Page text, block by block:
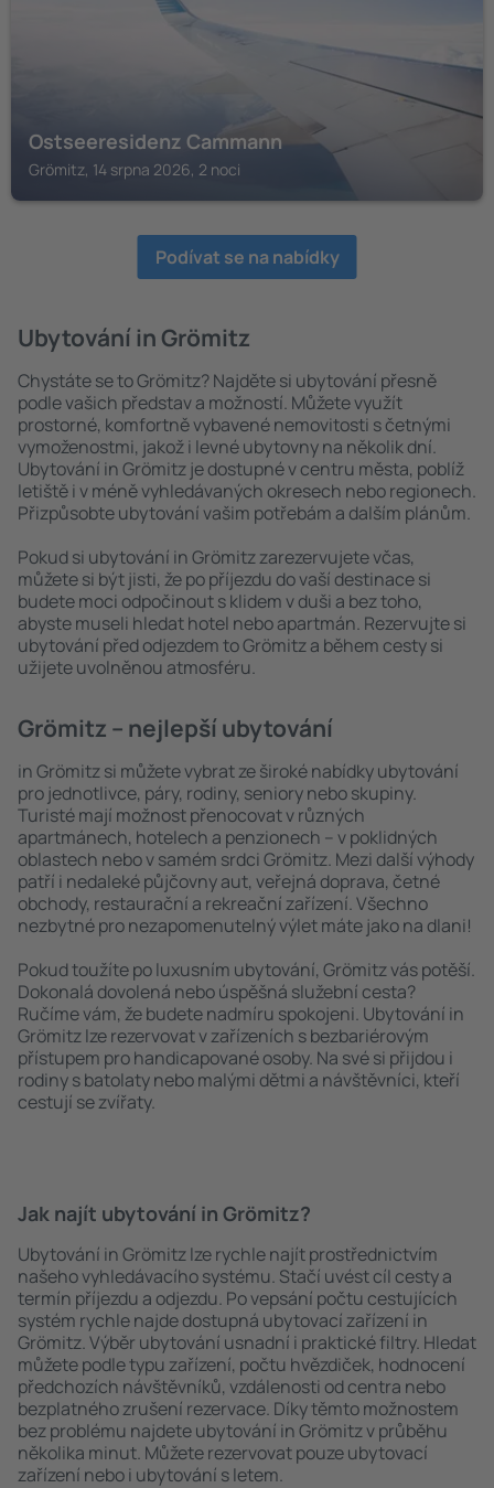
Ostseeresidenz Cammann
Grömitz, 14 srpna 2026, 2 noci
Podívat se na nabídky
Ubytování in Grömitz
Chystáte se to Grömitz? Najděte si ubytování přesně
podle vašich představ a možností. Můžete využít
prostorné, komfortně vybavené nemovitosti s četnými
vymoženostmi, jakož i levné ubytovny na několik dní.
Ubytování in Grömitz je dostupné v centru města, poblíž
letiště i v méně vyhledávaných okresech nebo regionech.
Přizpůsobte ubytování vašim potřebám a dalším plánům.
Pokud si ubytování in Grömitz zarezervujete včas,
můžete si být jisti, že po příjezdu do vaší destinace si
budete moci odpočinout s klidem v duši a bez toho,
abyste museli hledat hotel nebo apartmán. Rezervujte si
ubytování před odjezdem to Grömitz a během cesty si
užijete uvolněnou atmosféru.
Grömitz – nejlepší ubytování
in Grömitz si můžete vybrat ze široké nabídky ubytování
pro jednotlivce, páry, rodiny, seniory nebo skupiny.
Turisté mají možnost přenocovat v různých
apartmánech, hotelech a penzionech – v poklidných
oblastech nebo v samém srdci Grömitz. Mezi další výhody
patří i nedaleké půjčovny aut, veřejná doprava, četné
obchody, restaurační a rekreační zařízení. Všechno
nezbytné pro nezapomenutelný výlet máte jako na dlani!
Pokud toužíte po luxusním ubytování, Grömitz vás potěší.
Dokonalá dovolená nebo úspěšná služební cesta?
Ručíme vám, že budete nadmíru spokojeni. Ubytování in
Grömitz lze rezervovat v zařízeních s bezbariérovým
přístupem pro handicapované osoby. Na své si přijdou i
rodiny s batolaty nebo malými dětmi a návštěvníci, kteří
cestují se zvířaty.
Jak najít ubytování in Grömitz?
Ubytování in Grömitz lze rychle najít prostřednictvím
našeho vyhledávacího systému. Stačí uvést cíl cesty a
termín příjezdu a odjezdu. Po vepsání počtu cestujících
systém rychle najde dostupná ubytovací zařízení in
Grömitz. Výběr ubytování usnadní i praktické filtry. Hledat
můžete podle typu zařízení, počtu hvězdiček, hodnocení
předchozích návštěvníků, vzdálenosti od centra nebo
bezplatného zrušení rezervace. Díky těmto možnostem
bez problému najdete ubytování in Grömitz v průběhu
několika minut. Můžete rezervovat pouze ubytovací
zařízení nebo i ubytování s letem.